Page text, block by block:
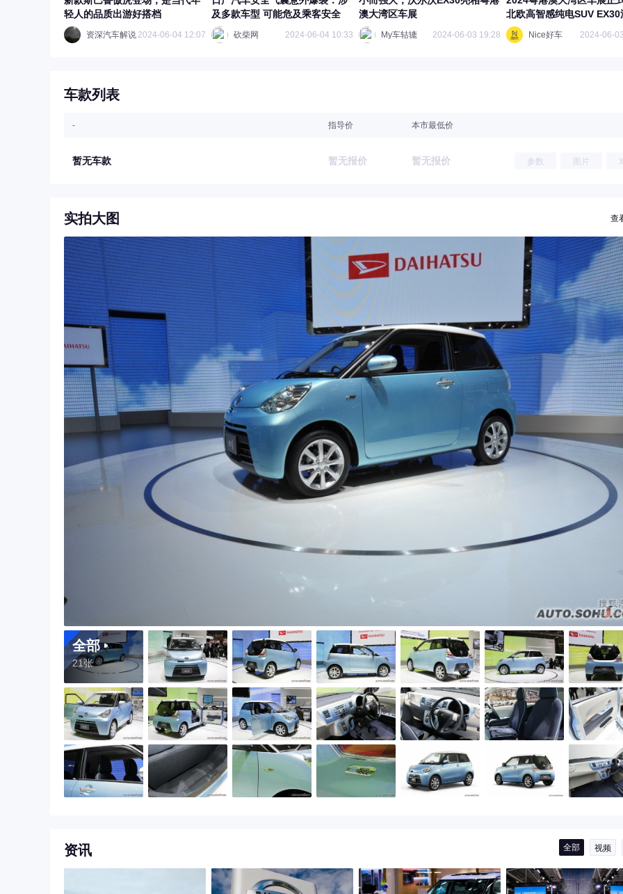
轻人的品质出游好搭档
资深汽车解说2024-06-04 12:07
及多款车型 可能危及乘客安全
砍柴网 2024-06-04 10:33
澳大湾区车展
My车轱辘 2024-06-03 19:28
北欧高智感纯电SUV EX30
耀目上市
Nice好车 2024-06-
车款列表
- 指导价 本市最低价
暂无车款 暂无报价 暂无报价 参数 图片
实拍大图 查
全部
21张
资讯 全部 视频